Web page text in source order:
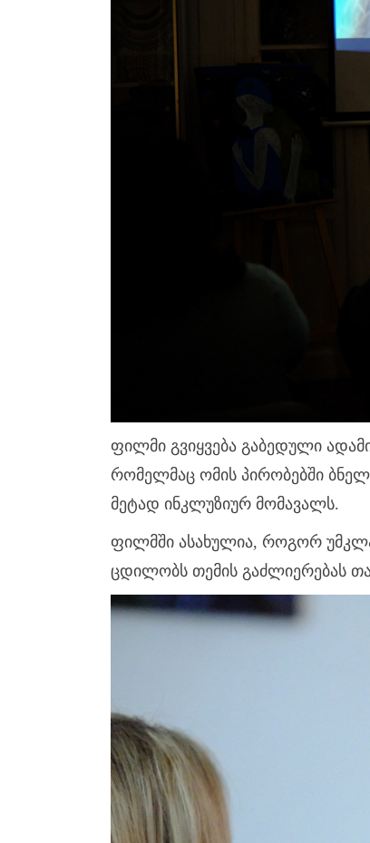
ფილმი გვიყვება გაბედული
რომელმაც ომის პირობებში
მეტად ინკლუზიურ მომავალს.
ფილმში ასახულია, როგორ
ცდილობს თემის გაძლიერებას